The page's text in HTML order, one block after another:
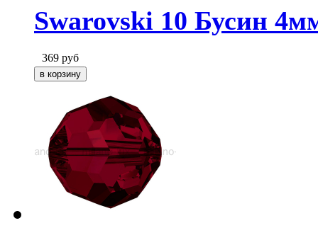
Swarovski 10 Бусин
369 руб